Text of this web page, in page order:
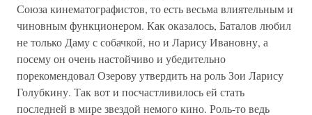
Союза кинематографистов, то есть весьма влиятельным и
чиновным функционером. Как оказалось, Баталов любил
не только Даму с собачкой, но и Ларису Ивановну, а
посему он очень настойчиво и убедительно
порекомендовал Озерову утвердить на роль Зои Ларису
Голубкину. Так вот и посчастливилось ей стать
последней в мире звездой немого кино. Роль-то ведь